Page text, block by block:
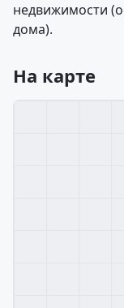
недвижимости
дома).
На карте